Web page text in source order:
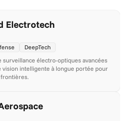
Electrotech
DeepTech
surveillance électro-optiques avancées
vision intelligente à longue portée pour